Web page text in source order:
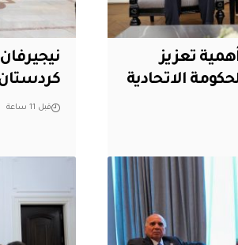
تعزيز
الاتحادية
‏كردستان
قبل 11 ساعة